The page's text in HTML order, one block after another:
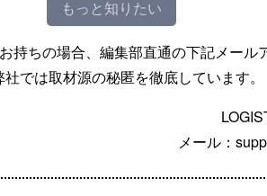
もっと知りたい
持ちの場合、編集部直通の下記メール
では取材源の秘匿を徹底しています。
メール：